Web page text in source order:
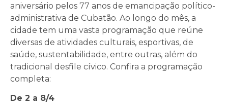
aniversário pelos 77 anos de emancipação político-
administrativa de Cubatão. Ao longo do mês, a
cidade tem uma vasta programação que reúne
diversas de atividades culturais, esportivas, de
saúde, sustentabilidade, entre outras, além do
tradicional desfile cívico. Confira a programação
completa:
De 2 a 8/4